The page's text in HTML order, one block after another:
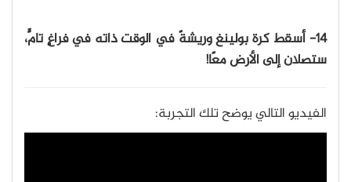
14- أسقط كرة بولينغ وريشةً في الوقت ذاته في فراغٍ تامٍّ،
ستصلان إلى الأرض معًا!
الفيديو التالي يوضح تلك التجربة: